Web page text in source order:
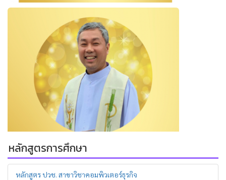
หลักสูตรการศึกษา
หลักสูตร ปวช. สาขาวิชาคอมพิวเตอร์ธุรกิจ